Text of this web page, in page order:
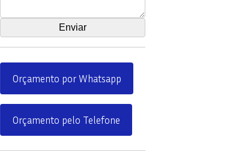
Orçamento por Whatsapp
Orçamento pelo Telefone